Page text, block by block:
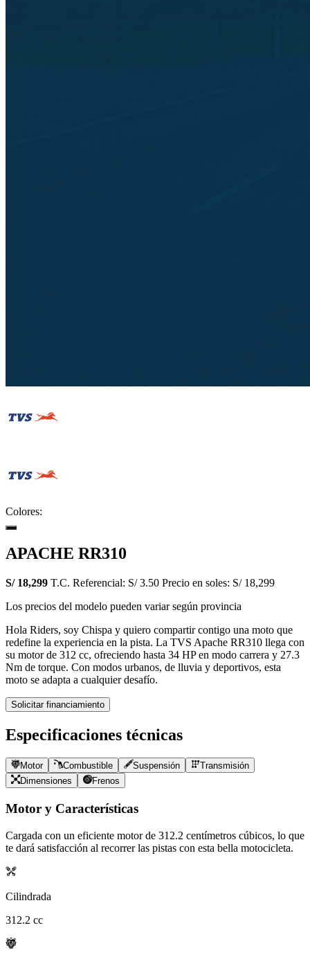
Colores:
APACHE RR310
S/ 18,299 T.C. Referencial: S/ 3.50 Precio en soles: S/ 18,299
Los precios del modelo pueden variar según provincia
Hola Riders, soy Chispa y quiero compartir contigo una moto que
redefine la experiencia en la pista. La TVS Apache RR310 llega con
su motor de 312 cc, ofreciendo hasta 34 HP en modo carrera y 27.3
Nm de torque. Con modos urbanos, de lluvia y deportivos, esta
moto se adapta a cualquier desafío.
Solicitar financiamiento
Especificaciones técnicas
Motor Combustible Suspensión
Transmisión
Dimensiones
Frenos
Motor y Características
Cargada con un eficiente motor de 312.2 centímetros cúbicos, lo que
te dará satisfacción al recorrer las pistas con esta bella motocicleta.
Cilindrada
312.2 cc